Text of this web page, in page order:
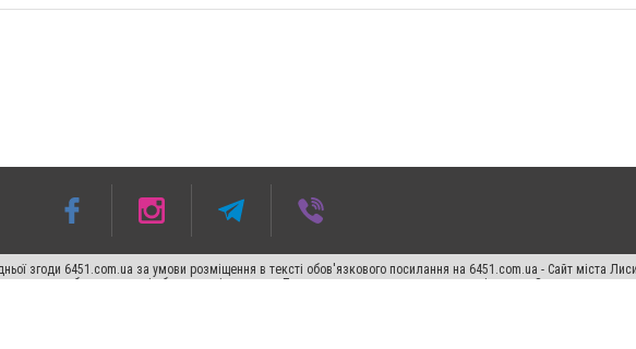
згоди 6451.com.ua за умови розміщення в тексті обов'язкового посилання на 6451.com.ua - Сайт міста
другого абзацу в тексті або в якості джерела. Порушення виняткових прав переслідується Законом.